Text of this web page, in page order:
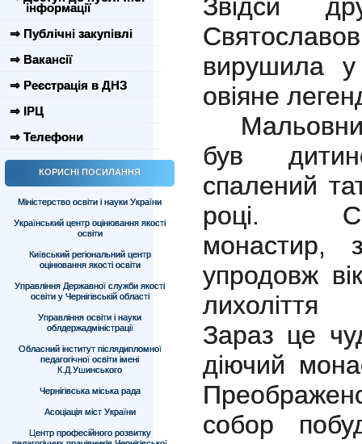
інформації
⇒ Публічні закупівлі
⇒ Вакансії
⇒ Реєстрація в ДНЗ
⇒ ІРЦ
⇒ Телефони
КОРИСНІ ПОСИЛАННЯ
Міністерство освіти і науки України
Український центр оцінювання якості
освіти
Київський регіональний центр
оцінювання якості освіти
Управління Державної служби якості
освіти у Чернігівській області
Управління освіти і науки
облдержадміністрації
Обласний інститут післядипломної
педагогічної освіти імені
К.Д.Ушинського
Чернігівська міська рада
Асоціація міст України
Центр професійного розвитку
Звідси
вирушила
овіяне
був
спалений
році.
монастир,
упродовж
лихоліття
Зараз це
діючий
собор